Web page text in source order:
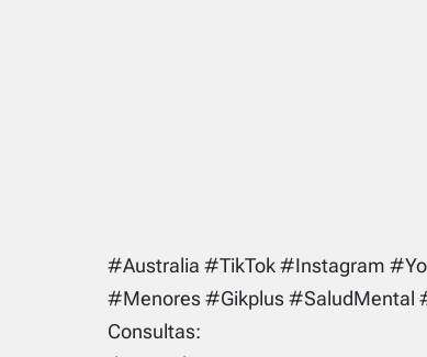
#Australia #TikTok #Instagram
#Menores #Gikplus #SaludMental
Consultas: